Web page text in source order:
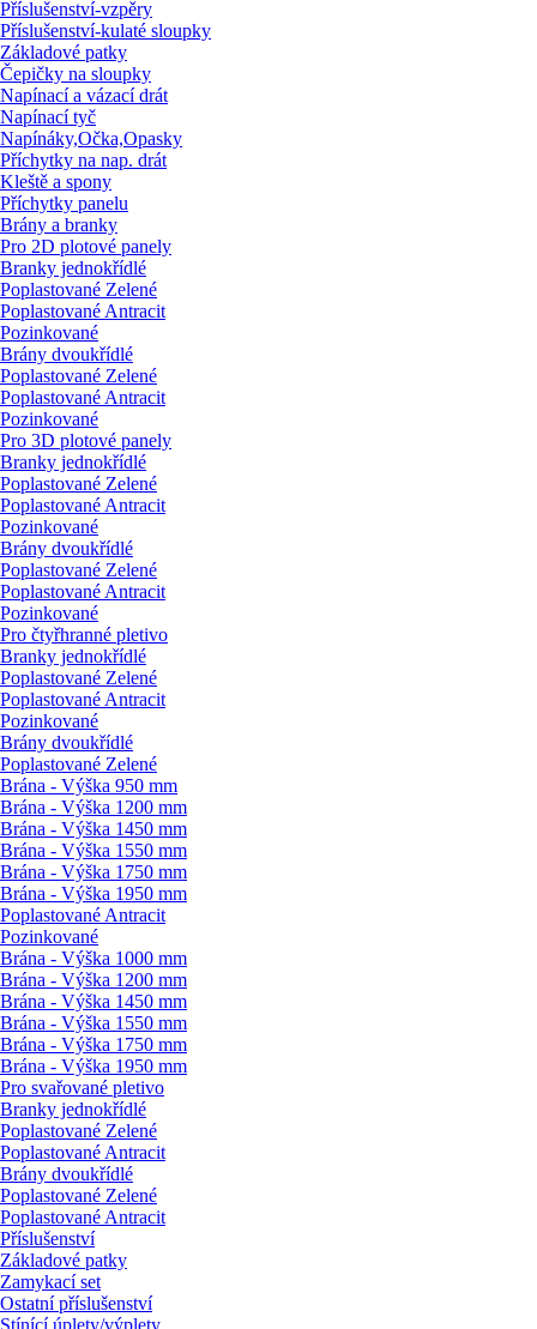
Příslušenství-vzpěry
Příslušenství-kulaté sloupky
Základové patky
Čepičky na sloupky
Napínací a vázací drát
Napínací tyč
Napínáky,Očka,Opasky
Příchytky na nap. drát
Kleště a spony
Příchytky panelu
Brány a branky
Pro 2D plotové panely
Branky jednokřídlé
Poplastované Zelené
Poplastované Antracit
Pozinkované
Brány dvoukřídlé
Poplastované Zelené
Poplastované Antracit
Pozinkované
Pro 3D plotové panely
Branky jednokřídlé
Poplastované Zelené
Poplastované Antracit
Pozinkované
Brány dvoukřídlé
Poplastované Zelené
Poplastované Antracit
Pozinkované
Pro čtyřhranné pletivo
Branky jednokřídlé
Poplastované Zelené
Poplastované Antracit
Pozinkované
Brány dvoukřídlé
Poplastované Zelené
Brána - Výška 950 mm
Brána - Výška 1200 mm
Brána - Výška 1450 mm
Brána - Výška 1550 mm
Brána - Výška 1750 mm
Brána - Výška 1950 mm
Poplastované Antracit
Pozinkované
Brána - Výška 1000 mm
Brána - Výška 1200 mm
Brána - Výška 1450 mm
Brána - Výška 1550 mm
Brána - Výška 1750 mm
Brána - Výška 1950 mm
Pro svařované pletivo
Branky jednokřídlé
Poplastované Zelené
Poplastované Antracit
Brány dvoukřídlé
Poplastované Zelené
Poplastované Antracit
Příslušenství
Základové patky
Zamykací set
Ostatní příslušenství
Stínící úplety/výplety